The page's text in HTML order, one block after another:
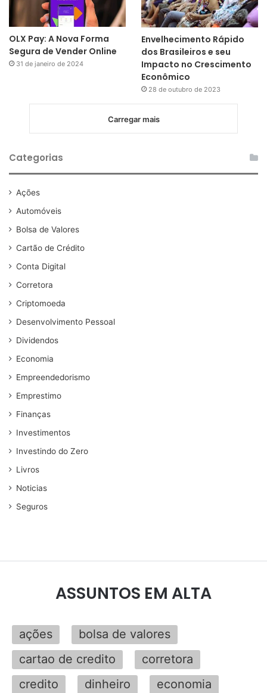
OLX Pay: A Nova Forma
Segura de Vender Online
31 de janeiro de 2024
Envelhecimento Rápido
dos Brasileiros e seu
Impacto no Crescimento
Econômico
28 de outubro de 2023
Carregar mais
Categorias
Ações
Automóveis
Bolsa de Valores
Cartão de Crédito
Conta Digital
Corretora
Criptomoeda
Desenvolvimento Pessoal
Dividendos
Economia
Empreendedorismo
Emprestimo
Finanças
Investimentos
Investindo do Zero
Livros
Noticias
Seguros
ASSUNTOS EM ALTA
ações
bolsa de valores
cartao de credito
corretora
credito
dinheiro
economia